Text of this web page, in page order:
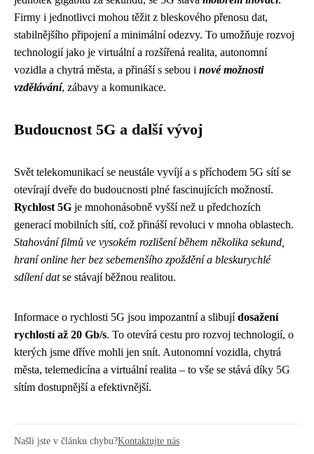
Firmy i jednotlivci mohou těžit z bleskového přenosu dat,
stabilnějšího připojení a minimální odezvy. To umožňuje rozvoj
technologií jako je virtuální a rozšířená realita, autonomní
vozidla a chytrá města, a přináší s sebou i nové možnosti
vzdělávání, zábavy a komunikace.
Budoucnost 5G a další vývoj
Svět telekomunikací se neustále vyvíjí a s příchodem 5G sítí se
otevírají dveře do budoucnosti plné fascinujících možností.
Rychlost 5G je mnohonásobně vyšší než u předchozích
generací mobilních sítí, což přináší revoluci v mnoha oblastech.
Stahování filmů ve vysokém rozlišení během několika sekund,
hraní online her bez sebemenšího zpoždění a bleskurychlé
sdílení datse stávají běžnou realitou.
Informace o rychlosti 5G jsou impozantní a slibujídosažení
rychlostí až 20 Gb/s. To otevírá cestu pro rozvoj technologií, o
kterých jsme dříve mohli jen snít. Autonomní vozidla, chytrá
města, telemedicína a virtuální realita – to vše se stává díky 5G
sítím dostupnější a efektivnější.
Našli jste v článku chybu?Kontaktujte nás